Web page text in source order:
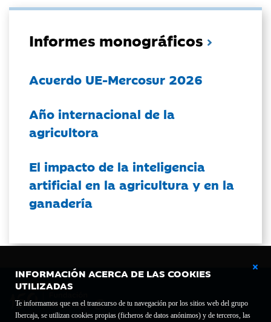
INFORMACIÓN ACERCA DE LAS COOKIES
UTILIZADAS
Te informamos que en el transcurso de tu navegación por los sitios web del grupo
Ibercaja, se utilizan cookies propias (ficheros de datos anónimos) y de terceros, las
Informes monográficos
Acuerdo UE-Mercosur 2026
Año internacional de la
agricultora
El impacto de la inteligencia
artificial en la agricultura y en la
ganadería